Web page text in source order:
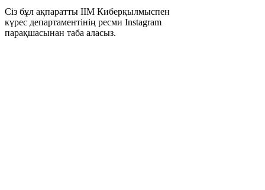
Сіз бұл ақпаратты ІІМ Киберқылмыспен
күрес департаментінің ресми Instagram
парақшасынан таба аласыз.